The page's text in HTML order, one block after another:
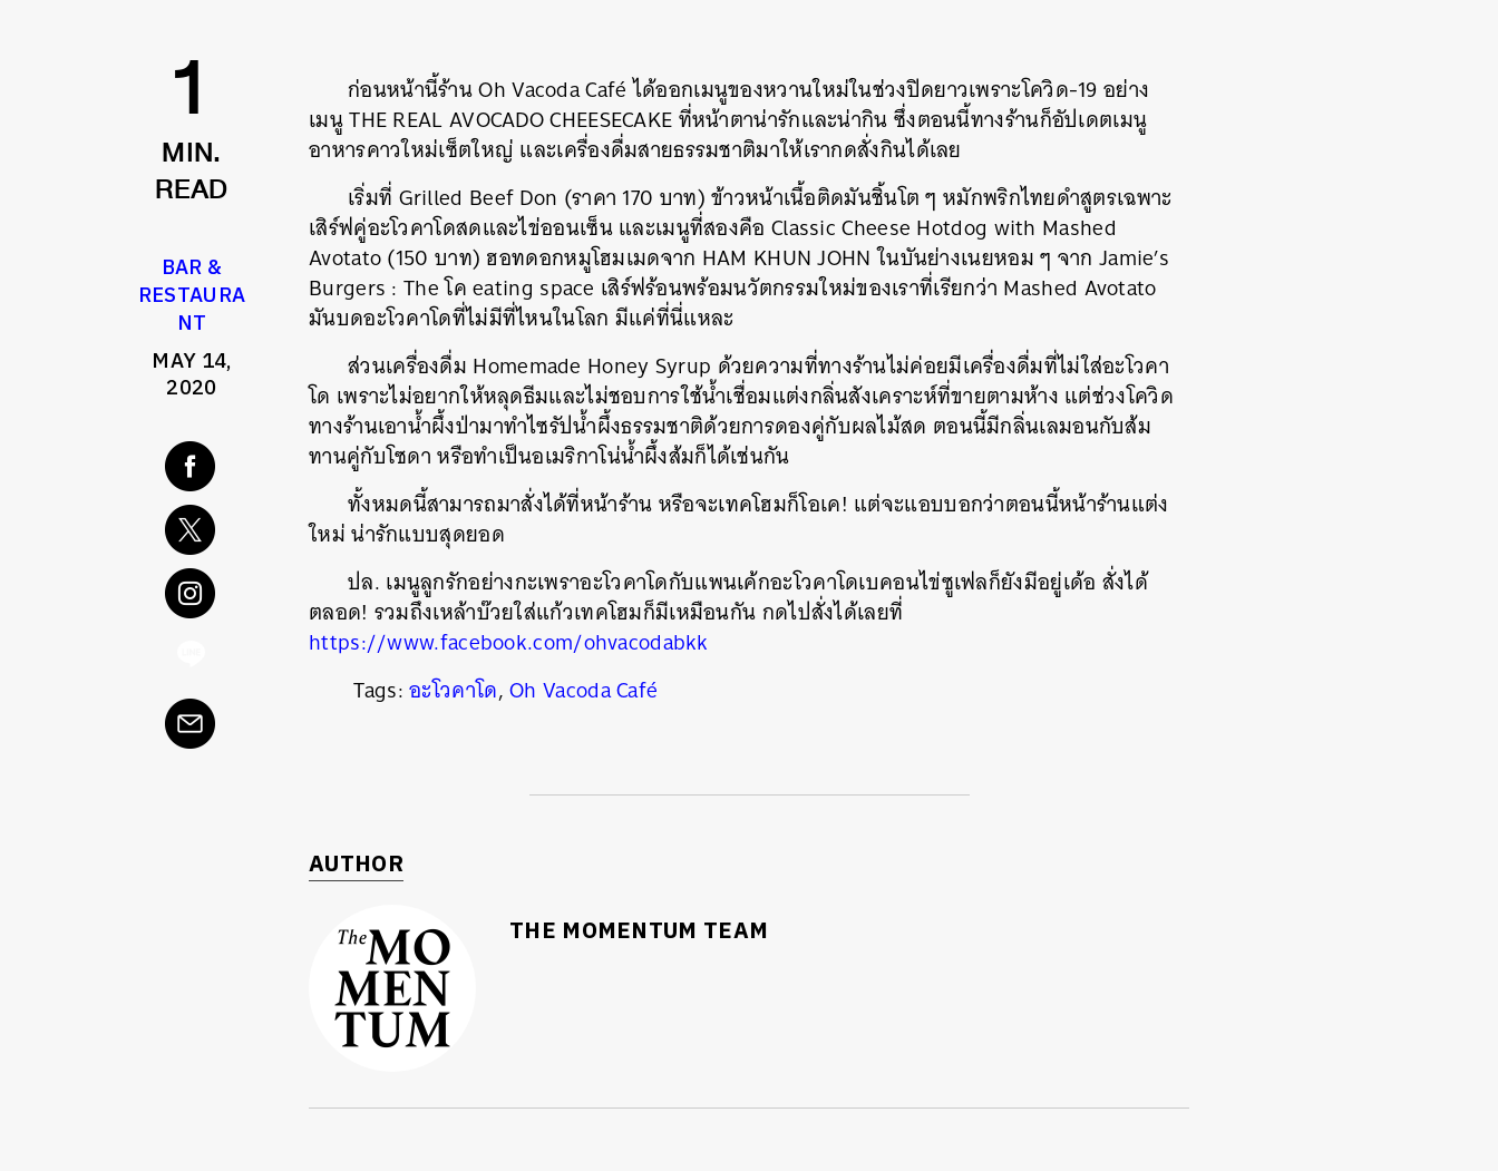
1
MIN.
READ
BAR &
RESTAURA
NT
MAY 14,
2020
ก่อนหน้านี้ร้าน Oh Vacoda Café ได้ออกเมนูของหวานใหม่ในช่วงปิดยาวเพราะโควิด-19 อย่าง
เมนู THE REAL AVOCADO CHEESECAKE ที่หน้าตาน่ารักและน่ากิน ซึ่งตอนนี้ทางร้านก็อัปเดตเมนู
อาหารคาวใหม่เซ็ตใหญ่ และเครื่องดื่มสายธรรมชาติมาให้เรากดสั่งกินได้เลย
เริ่มที่ Grilled Beef Don (ราคา 170 บาท) ข้าวหน้าเนื้อติดมันชิ้นโต ๆ หมักพริกไทยดำสูตรเฉพาะ
เสิร์ฟคู่อะโวคาโดสดและไข่ออนเซ็น และเมนูที่สองคือ Classic Cheese Hotdog with Mashed
Avotato (150 บาท) ฮอทดอกหมูโฮมเมดจาก HAM KHUN JOHN ในบันย่างเนยหอม ๆ จาก Jamie’s
Burgers : The โค eating space เสิร์ฟร้อนพร้อมนวัตกรรมใหม่ของเราที่เรียกว่า Mashed Avotato
มันบดอะโวคาโดที่ไม่มีที่ไหนในโลก มีแค่ที่นี่แหละ
ส่วนเครื่องดื่ม Homemade Honey Syrup ด้วยความที่ทางร้านไม่ค่อยมีเครื่องดื่มที่ไม่ใส่อะโวคา
โด เพราะไม่อยากให้หลุดธีมและไม่ชอบการใช้น้ำเชื่อมแต่งกลิ่นสังเคราะห์ที่ขายตามห้าง แต่ช่วงโควิด
ทางร้านเอาน้ำผึ้งป่ามาทำไซรัปน้ำผึ้งธรรมชาติด้วยการดองคู่กับผลไม้สด ตอนนี้มีกลิ่นเลมอนกับส้ม
ทานคู่กับโซดา หรือทำเป็นอเมริกาโน่น้ำผึ้งส้มก็ได้เช่นกัน
ทั้งหมดนี้สามารถมาสั่งได้ที่หน้าร้าน หรือจะเทคโฮมก็โอเค! แต่จะแอบบอกว่าตอนนี้หน้าร้านแต่ง
ใหม่ น่ารักแบบสุดยอด
ปล. เมนูลูกรักอย่างกะเพราอะโวคาโดกับแพนเค้กอะโวคาโดเบคอนไข่ซูเฟลก็ยังมีอยู่เด้อ สั่งได้
ตลอด! รวมถึงเหล้าบ๊วยใส่แก้วเทคโฮมก็มีเหมือนกัน กดไปสั่งได้เลยที่
https://www.facebook.com/ohvacodabkk
Tags:อะโวคาโด,Oh Vacoda Café
AUTHOR
THE MOMENTUM TEAM